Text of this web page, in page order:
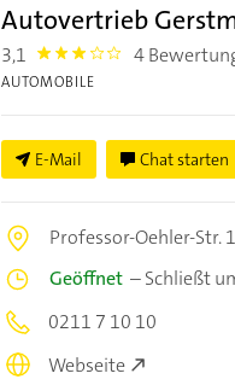
Autovertrieb
3,1 3.1000001 4
AUTOMOBILE
E-Mail Chat starten
Professor-Oehler-Str.
Geöffnet–Schließt
0211 7 10 10
Webseite